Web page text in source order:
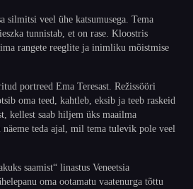
silmitsi veel ühe katsumusega. Tema
tunnistab, et on rase. Kloostris
rangete reeglite ja inimliku mõistmise
portreed Ema Teresast. Režissööri
oma teed, kahtleb, eksib ja teeb raskeid
kellest saab hiljem üks maailma
teda ajal, mil tema tulevik pole veel
saamist“ linastus Veneetsia
oma ootamatu vaatenurga tõttu